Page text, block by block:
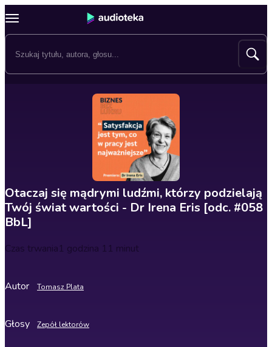
Otaczaj się mądrymi ludźmi, którzy podzielają
Twój świat wartości - Dr Irena Eris [odc. #058
BbL]
Czas trwania1 godzina 11 minut
Autor Tomasz Plata
Głosy Zepół lektorów